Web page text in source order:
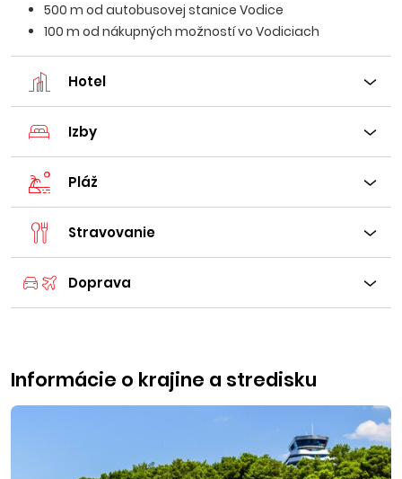
500 m od autobusovej stanice Vodice
100 m od nákupných možností vo Vodiciach
Hotel
Izby
Pláž
Stravovanie
Doprava
Informácie o krajine a stredisku